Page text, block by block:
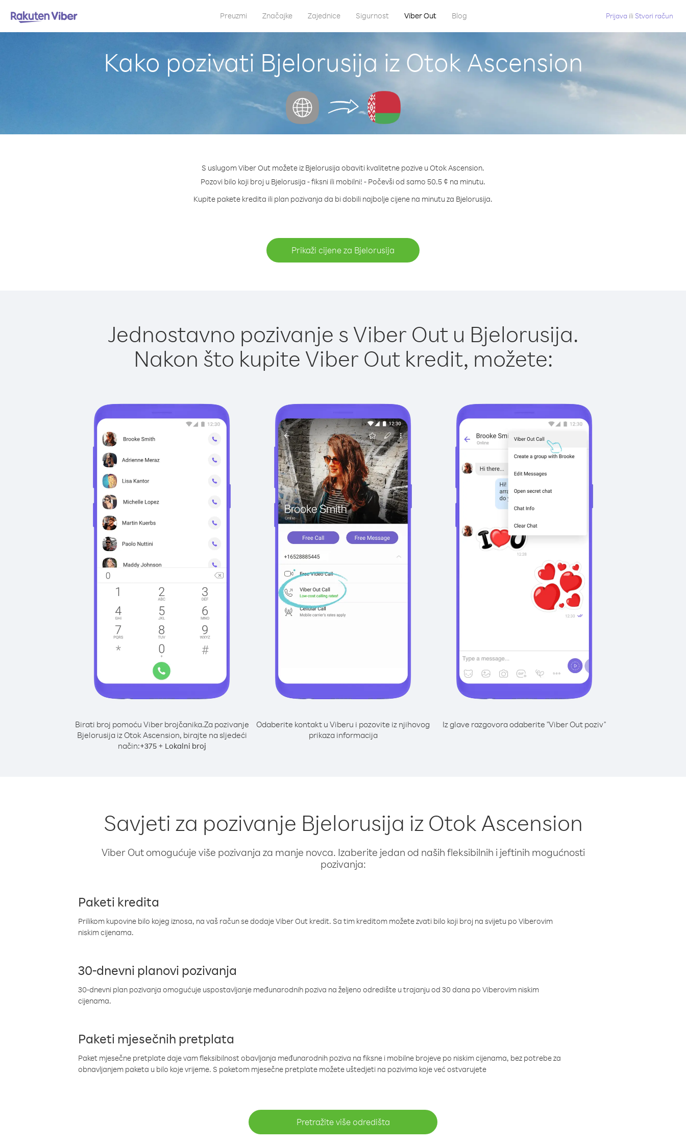
Preuzmi Značajke Zajednice Sigurnost Viber Out Blog Prijava ili Stvori račun
Kako pozivati Bjelorusija iz Otok Ascension
S uslugom Viber Out možete iz Bjelorusija obaviti kvalitetne pozive u Otok Ascension.
Pozovi bilo koji broj u Bjelorusija - fiksni ili mobilni! - Počevši od samo 50.5 ¢ na minutu.
Kupite pakete kredita ili plan pozivanja da bi dobili najbolje cijene na minutu za Bjelorusija.
Prikaži cijene za Bjelorusija
Jednostavno pozivanje s Viber Out u Bjelorusija.
Nakon što kupite Viber Out kredit, možete:
Birati broj pomoću Viber brojčanika.Za pozivanje
Bjelorusija iz Otok Ascension, birajte na sljedeći
način:+375+ Lokalni broj
Odaberite kontakt u Viberu i pozovite iz njihovog
prikaza informacija
Iz glave razgovora odaberite "Viber Out poziv"
Savjeti za pozivanje Bjelorusija iz Otok Ascension
Viber Out omogućuje više pozivanja za manje novca. Izaberite jedan od naših fleksibilnih i jeftinih mogućnosti
pozivanja:
Paketi kredita
Prilikom kupovine bilo kojeg iznosa, na vaš račun se dodaje Viber Out kredit. Sa tim kreditom možete zvati bilo koji broj na svijetu po Viberovim
niskim cijenama.
30-dnevni planovi pozivanja
30-dnevni plan pozivanja omogućuje uspostavljanje međunarodnih poziva na željeno odredište u trajanju od 30 dana po Viberovim niskim
cijenama.
Paketi mjesečnih pretplata
Paket mjesečne pretplate daje vam fleksibilnost obavljanja međunarodnih poziva na fiksne i mobilne brojeve po niskim cijenama, bez potrebe za
obnavljanjem paketa u bilo koje vrijeme. S paketom mjesečne pretplate možete uštedjeti na pozivima koje već ostvarujete
Pretražite više odredišta